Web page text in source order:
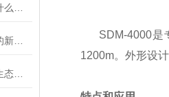
SDM-4000是专
1200m。外形设